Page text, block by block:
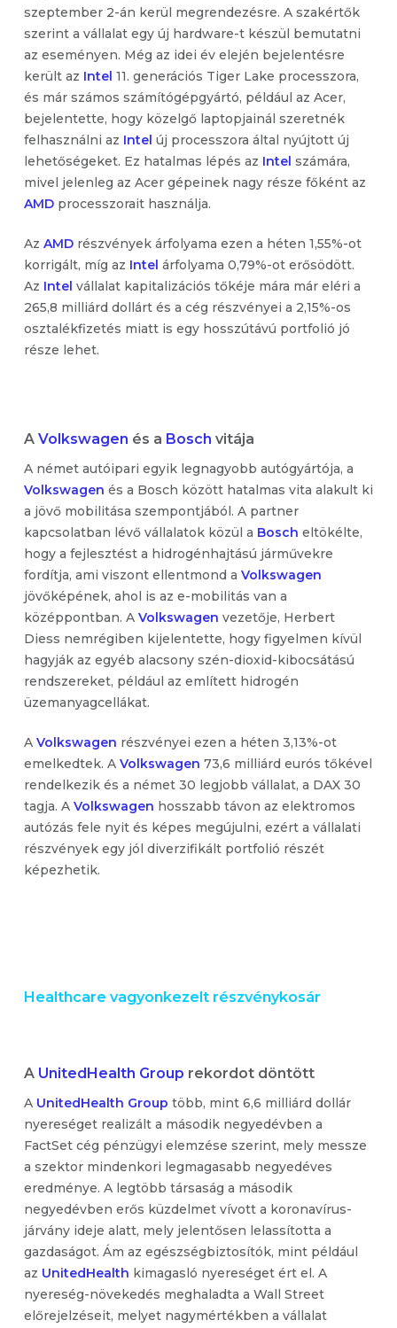
szeptember 2-án kerül megrendezésre. A szakértők
szerint a vállalat egy új hardware-t készül bemutatni
az eseményen. Még az idei év elején bejelentésre
került az Intel 11. generációs Tiger Lake processzora,
és már számos számítógépgyártó, például az Acer,
bejelentette, hogy közelgő laptopjainál szeretnék
felhasználni az Intel új processzora által nyújtott új
lehetőségeket. Ez hatalmas lépés az Intel számára,
mivel jelenleg az Acer gépeinek nagy része főként az
AMDprocesszorait használja.
Az AMDrészvények árfolyama ezen a héten 1,55%-ot
korrigált, míg az Intel árfolyama 0,79%-ot erősödött.
Az Intel vállalat kapitalizációs tőkéje mára már eléri a
265,8 milliárd dollárt és a cég részvényei a 2,15%-os
osztalékfizetés miatt is egy hosszútávú portfolió jó
része lehet.
A Volkswagen és a Bosch vitája
A német autóipari egyik legnagyobb autógyártója, a
Volkswagen és a Bosch között hatalmas vita alakult ki
a jövő mobilitása szempontjából. A partner
kapcsolatban lévő vállalatok közül a Bosch eltökélte,
hogy a fejlesztést a hidrogénhajtású járművekre
fordítja, ami viszont ellentmond a Volkswagen
jövőképének, ahol is az e-mobilitás van a
középpontban. A Volkswagen vezetője, Herbert
Diess nemrégiben kijelentette, hogy figyelmen kívül
hagyják az egyéb alacsony szén-dioxid-kibocsátású
rendszereket, például az említett hidrogén
üzemanyagcellákat.
AVolkswagen részvényei ezen a héten 3,13%-ot
emelkedtek. A Volkswagen 73,6 milliárd eurós tőkével
rendelkezik és a német 30 legjobb vállalat, a DAX 30
tagja. A Volkswagen hosszabb távon az elektromos
autózás fele nyit és képes megújulni, ezért a vállalati
részvények egy jól diverzifikált portfolió részét
képezhetik.
Healthcare vagyonkezelt részvénykosár
A UnitedHealth Group rekordot döntött
A UnitedHealth Group több, mint 6,6 milliárd dollár
nyereséget realizált a második negyedévben a
FactSet cég pénzügyi elemzése szerint, mely messze
a szektor mindenkori legmagasabb negyedéves
eredménye. A legtöbb társaság a második
negyedévben erős küzdelmet vívott a koronavírus-
járvány ideje alatt, mely jelentősen lelassította a
gazdaságot. Ám az egészségbiztosítók, mint például
az UnitedHealth kimagasló nyereséget ért el. A
nyereség-növekedés meghaladta a Wall Street
előrejelzéseit, melyet nagymértékben a vállalat